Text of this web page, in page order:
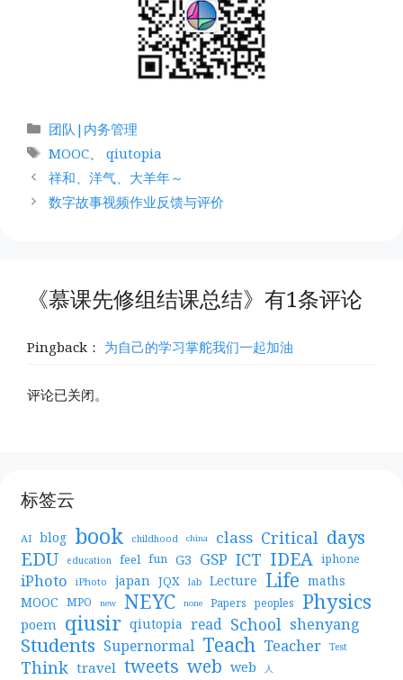
分
类
团队|内务管理
标
签
MOOC
qiutopia
祥和、洋气、大羊年～
数字故事视频作业反馈与评价
《慕课先修组结课总结》有1条评论
Pingback： 为自己的学习掌舵我们一起加油
评论已关闭。
标签云
AI blog book childhood china class Critical days
EDU education feel fun G3 GSP ICT IDEA iphone
iPhoto iPhoto japan JQX lab Lecture Life maths
MOOC MPO new NEYC none Papers peoples Physics
poem qiusir qiutopia read School shenyang
Students Supernormal Teach Teacher Test
Think travel tweets web web 人